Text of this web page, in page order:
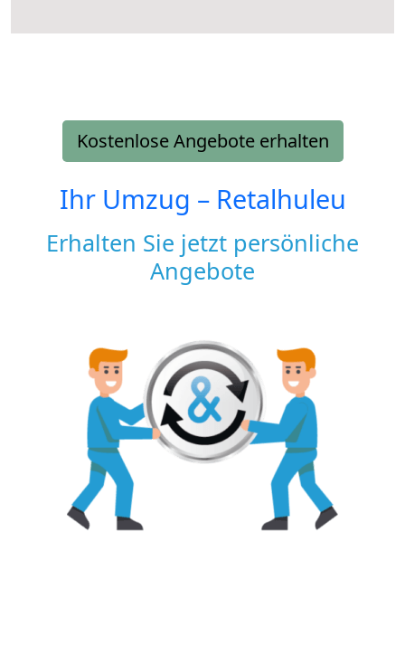
Kostenlose Angebote erhalten
Ihr Umzug – Retalhuleu
Erhalten Sie jetzt persönliche
Angebote